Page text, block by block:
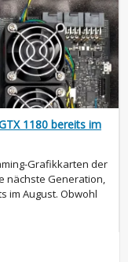
1180 bereits im
Grafikkarten der
nächste Generation,
im August. Obwohl